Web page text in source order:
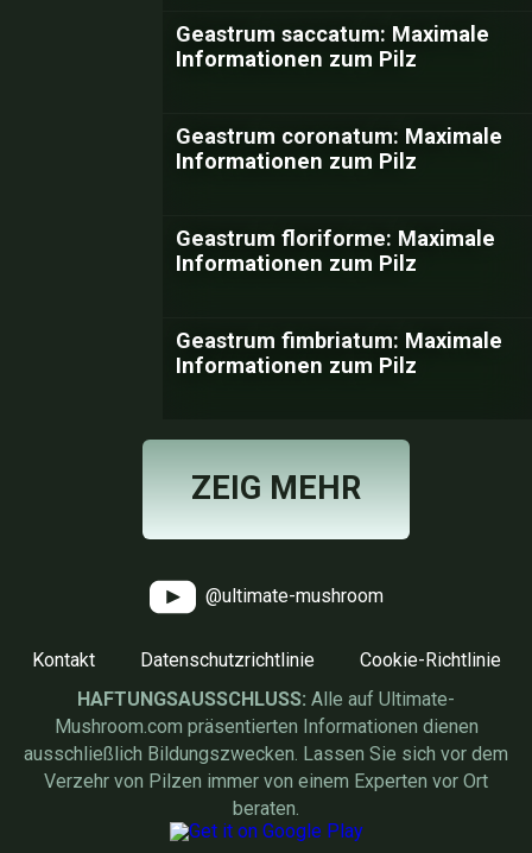
Geastrum saccatum: Maximale
Informationen zum Pilz
Geastrum coronatum: Maximale
Informationen zum Pilz
Geastrum floriforme: Maximale
Informationen zum Pilz
Geastrum fimbriatum: Maximale
Informationen zum Pilz
ZEIG MEHR
@ultimate-mushroom
Kontakt Datenschutzrichtlinie
Cookie-Richtlinie
HAFTUNGSAUSSCHLUSS: Alle auf Ultimate-
Mushroom.com präsentierten Informationen dienen
ausschließlich Bildungszwecken. Lassen Sie sich vor dem
Verzehr von Pilzen immer von einem Experten vor Ort
beraten.